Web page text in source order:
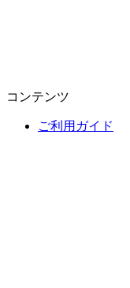
コンテンツ
ご利用ガイド